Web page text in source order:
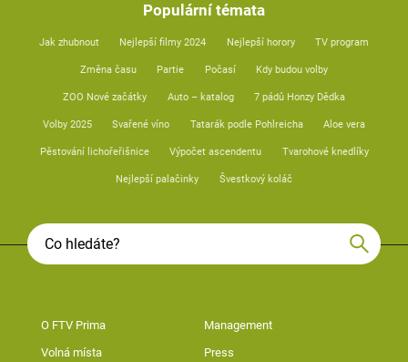
Populární témata
Jak zhubnout Nejlepší filmy 2024 Nejlepší horory TV program
Změna času Partie Počasí Kdy budou volby
ZOO Nové začátky Auto – katalog 7 pádů Honzy Dědka
Volby 2025 Svařené víno Tatarák podle Pohlreicha Aloe vera
Pěstování lichořeřišnice Výpočet ascendentu Tvarohové knedlíky
Nejlepší palačinky Švestkový koláč
O FTV Prima Management
Volná místa Press